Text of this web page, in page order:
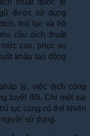
thuật quốc tế
được sử dụng
thủ tục và hồ
cầu dịch thuật
cao, phục vụ
khẩu lao động
lý, việc dịch công
tuyệt đối. Chỉ một sai
tục cũng có thể khiến
người sử dụng.